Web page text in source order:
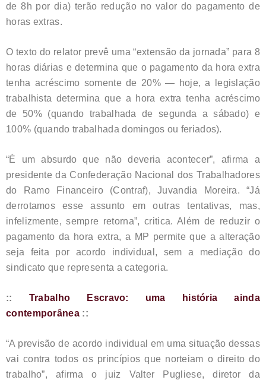
de 8h por dia) terão redução no valor do pagamento de
horas extras.
O texto do relator prevê uma “extensão da jornada” para 8
horas diárias e determina que o pagamento da hora extra
tenha acréscimo somente de 20% — hoje, a legislação
trabalhista determina que a hora extra tenha acréscimo
de 50% (quando trabalhada de segunda a sábado) e
100% (quando trabalhada domingos ou feriados).
“É um absurdo que não deveria acontecer”, afirma a
presidente da Confederação Nacional dos Trabalhadores
do Ramo Financeiro (Contraf), Juvandia Moreira. “Já
derrotamos esse assunto em outras tentativas, mas,
infelizmente, sempre retorna”, critica. Além de reduzir o
pagamento da hora extra, a MP permite que a alteração
seja feita por acordo individual, sem a mediação do
sindicato que representa a categoria.
:: Trabalho Escravo: uma história ainda
contemporânea::
“A previsão de acordo individual em uma situação dessas
vai contra todos os princípios que norteiam o direito do
trabalho”, afirma o juiz Valter Pugliese, diretor da